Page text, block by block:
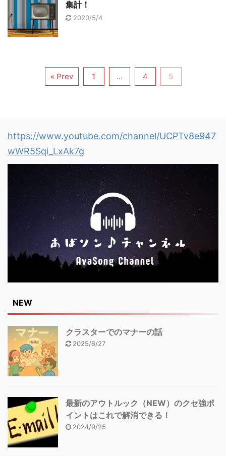
集計！
2020/5/4
« Prev 1 … 4 5
https://www.youtube.com/channel/UCPTv8e947
wWR5Sqi_LxAk7g
NEW
クラスターでのマナーの話
2025/6/27
最新のアウトルック（NEW）のクセ強ポ
イントはこれで解消できる！
2024/9/25